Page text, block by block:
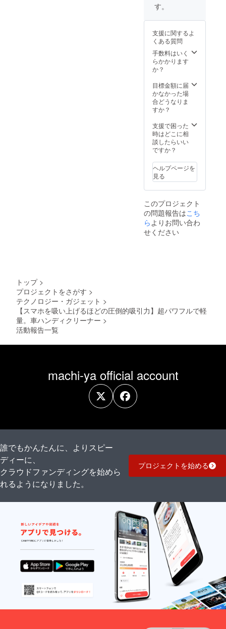
早急に
致しま
す。
す。
支援に関するよ
くある質問
手数料はいく
らかかります
か？
目標金額に届
かなかった場
合どうなりま
すか？
支援で困った
時はどこに相
談したらいい
ですか？
ヘルプページを
見る
このプロジェクト
の問題報告はこち
ら よりお問い合わ
せください
トップ >
プロジェクトをさがす >
テクノロジー・ガジェット >
【スマホを吸い上げるほどの圧倒的吸引力】超パワフルで軽
量。車ハンディクリーナー >
活動報告一覧
machi-ya official account
誰でもかんたんに、よりスピー
ディーに、
クラウドファンディングを始めら
れるようになりました。
プロジェクトを始める